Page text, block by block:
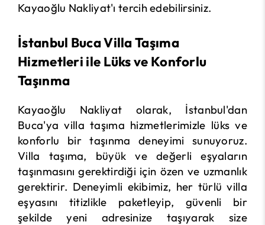
Kayaoğlu Nakliyat'ı tercih edebilirsiniz.
İstanbul Buca Villa Taşıma
Hizmetleri ile Lüks ve Konforlu
Taşınma
Kayaoğlu Nakliyat olarak, İstanbul'dan
Buca'ya villa taşıma hizmetlerimizle lüks ve
konforlu bir taşınma deneyimi sunuyoruz.
Villa taşıma, büyük ve değerli eşyaların
taşınmasını gerektirdiği için özen ve uzmanlık
gerektirir. Deneyimli ekibimiz, her türlü villa
eşyasını titizlikle paketleyip, güvenli bir
şekilde yeni adresinize taşıyarak size